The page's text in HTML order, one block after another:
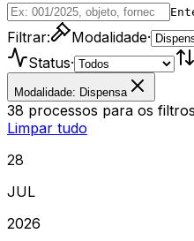
Filtrar: Modalidade·
Status·
Modalidade: Dispensa
38 processos para os
Limpar tudo
28
JUL
2026